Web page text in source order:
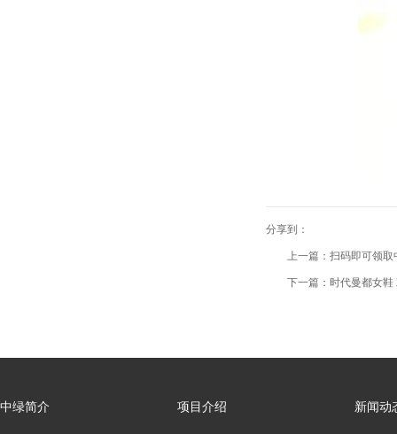
分享到：
上一篇：扫码即可领
下一篇：时代曼都女
中绿简介 项目介绍 新闻动